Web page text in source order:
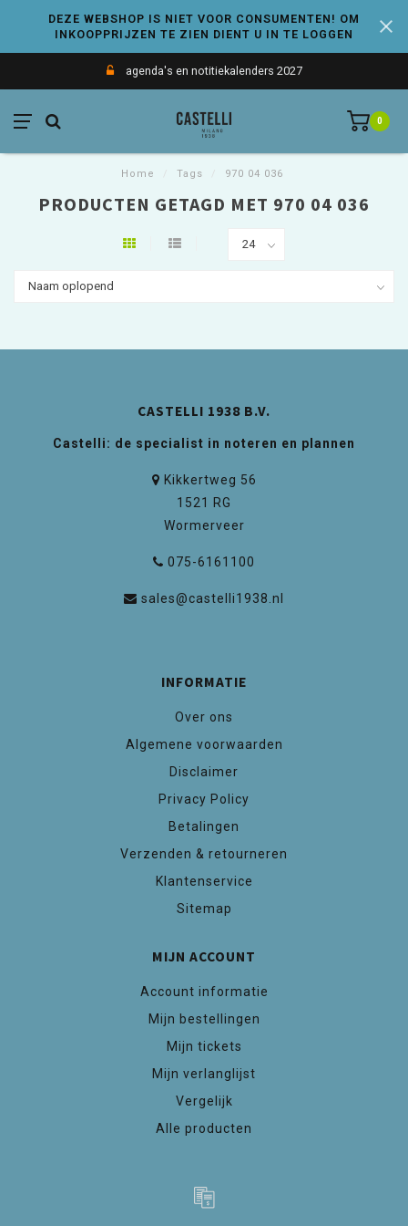
DEZE WEBSHOP IS NIET VOOR CONSUMENTEN! OM
INKOOPPRIJZEN TE ZIEN DIENT U IN TE LOGGEN
agenda's en notitiekalenders 2027
0
Home Tags 970 04 036
PRODUCTEN GETAGD MET 970 04 036
CASTELLI 1938 B.V.
Castelli: de specialist in noteren en plannen
Kikkertweg 56
1521 RG
Wormerveer
075-6161100
sales@castelli1938.nl
INFORMATIE
Over ons
Algemene voorwaarden
Disclaimer
Privacy Policy
Betalingen
Verzenden & retourneren
Klantenservice
Sitemap
MIJN ACCOUNT
Account informatie
Mijn bestellingen
Mijn tickets
Mijn verlanglijst
Vergelijk
Alle producten